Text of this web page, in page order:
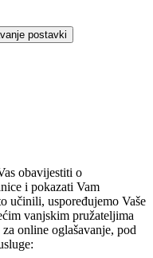
postavki
obavijestiti o
i pokazati Vam
učinili, uspoređujemo Vaše
vanjskim pružateljima
online oglašavanje, pod